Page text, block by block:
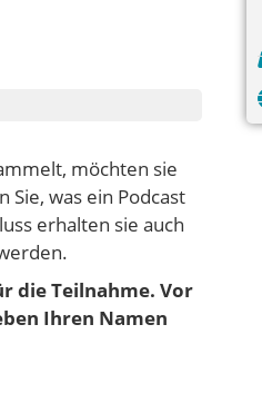
möchten sie
was ein Podcast
erhalten sie auch
die Teilnahme. Vor
Ihren Namen